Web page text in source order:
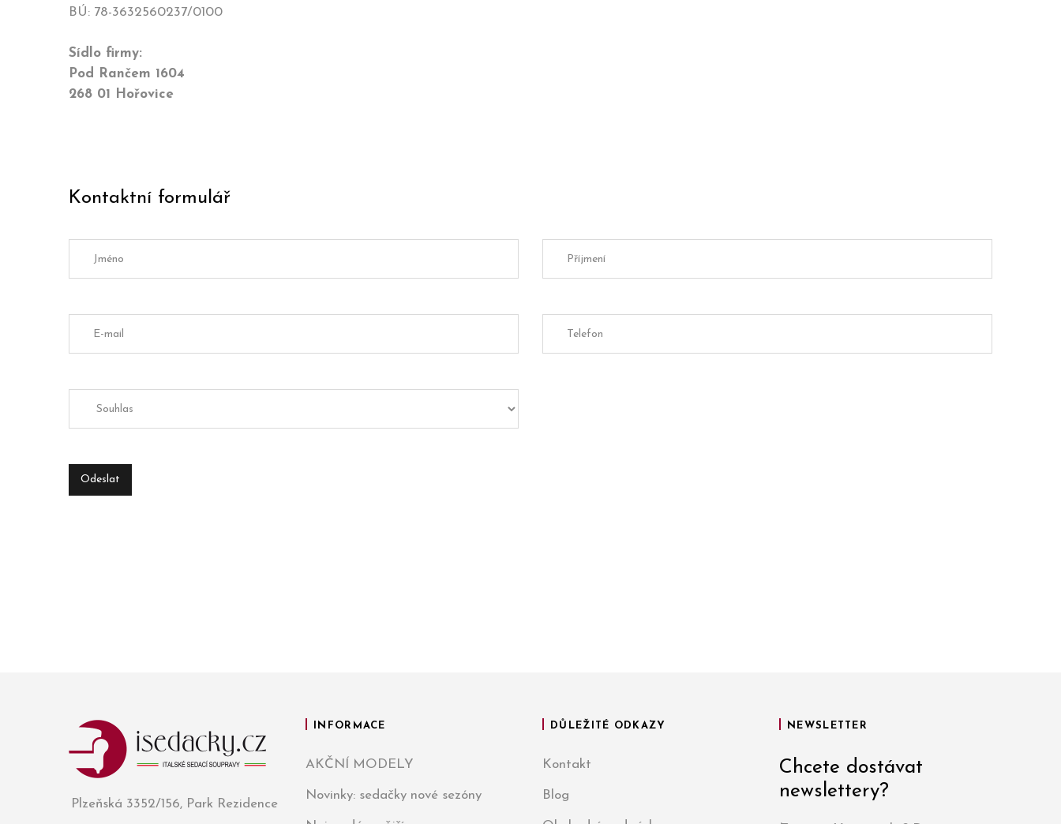
BÚ: 78-3632560237/0100
Sídlo firmy:
Pod Rančem 1604
268 01 Hořovice
Kontaktní formulář
Plzeňská 3352/156, Park Rezidence
INFORMACE
AKČNÍ MODELY
Novinky: sedačky nové sezóny
DŮLEŽITÉ ODKAZY
Kontakt
Blog
NEWSLETTER
Chcete dostávat
newslettery?